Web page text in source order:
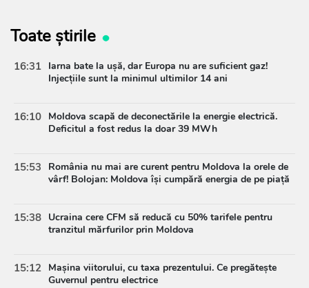
Toate știrile
16:31 Iarna bate la ușă, dar Europa nu are suficient gaz!
Injecțiile sunt la minimul ultimilor 14 ani
16:10 Moldova scapă de deconectările la energie electrică.
Deficitul a fost redus la doar 39 MWh
15:53
România nu mai are curent pentru Moldova la orele de
vârf! Bolojan: Moldova își cumpără energia de pe piață
15:38 Ucraina cere CFM să reducă cu 50% tarifele pentru
tranzitul mărfurilor prin Moldova
15:12 Mașina viitorului, cu taxa prezentului. Ce pregătește
Guvernul pentru electrice